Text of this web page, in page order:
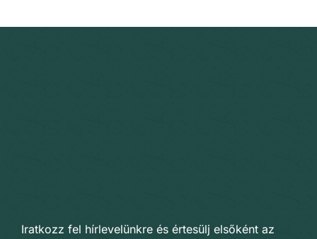
Iratkozz fel hírlevelünkre és értesülj elsőként az